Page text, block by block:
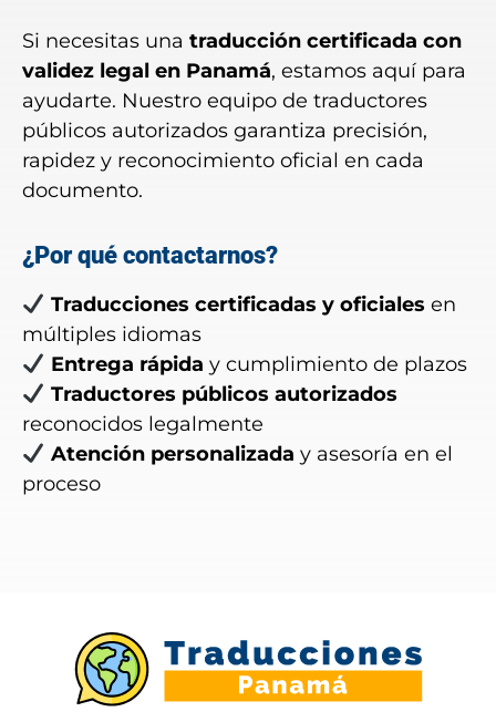
Si necesitas una traducción certificada con
validez legal en Panamá, estamos aquí para
ayudarte. Nuestro equipo de traductores
públicos autorizados garantiza precisión,
rapidez y reconocimiento oficial en cada
documento.
¿Por qué contactarnos?
Traducciones certificadas y oficiales en
múltiples idiomas
Entrega rápida y cumplimiento de plazos
Traductores públicos autorizados
reconocidos legalmente
Atención personalizada y asesoría en el
proceso